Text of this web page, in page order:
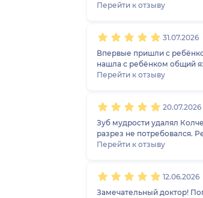
Перейти к отзыву
31.07.2026
Впервые пришли с
нашла с ребёнком общий
Перейти к отзыву
20.07.2026
Зуб мудрости удалял
разрез не потребовался.
Перейти к отзыву
12.06.2026
Замечательный доктор!